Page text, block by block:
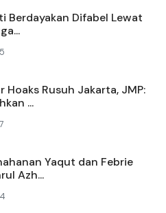
Berdayakan Difabel Lewat
Hoaks Rusuh Jakarta, JMP:
...
Yaqut dan Febrie
Azh...